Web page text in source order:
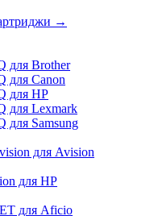
→
для Brother
для Canon
для HP
для Lexmark
для Samsung
для Avision
для HP
для Aficio